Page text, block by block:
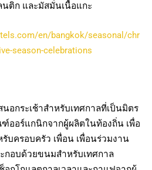
ติก และมัสมั่นเนื้อแกะ
en/bangkok/seasonal/chr
season-celebrations
นอกระเช้าสำหรับเทศกาลที่เป็นมิตร
ออร์แกนิกจากผู้ผลิตในท้องถิ่น เพื่อ
บครอบครัว เพื่อน เพื่อนร่วมงาน
กอบด้วยขนมสำหรับเทศกาล